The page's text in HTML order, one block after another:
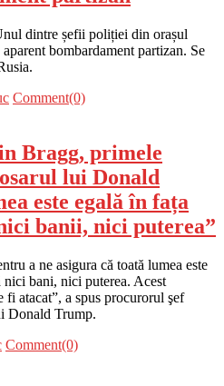
dintre șefii poliției din orașul
bombardament partizan. Se
Comment(0)
Bragg, primele
lui Donald
este egală în fața
banii, nici puterea”
a ne asigura că toată lumea este
bani, nici puterea. Acest
atacat”, a spus procurorul şef
Donald Trump.
Comment(0)